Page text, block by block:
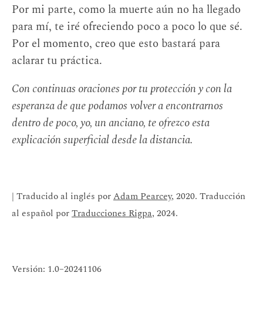
Por mi parte, como la muerte aún no ha llegado
para mí, te iré ofreciendo poco a poco lo que sé.
Por el momento, creo que esto bastará para
aclarar tu práctica.
Con continuas oraciones por tu protección y con la
esperanza de que podamos volver a encontrarnos
dentro de poco, yo, un anciano, te ofrezco esta
explicación superficial desde la distancia.
| Traducido al inglés porAdam Pearcey, 2020. Traducción
al español porTraducciones Rigpa, 2024.
Versión: 1.0–20241106